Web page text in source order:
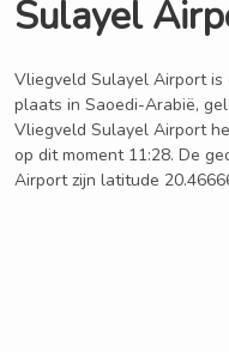
Sulayel
Vliegveld Sulayel Airport is
plaats in Saoedi-Arabië,
Vliegveld Sulayel Airport
op dit moment 11:28. De
Airport zijn latitude